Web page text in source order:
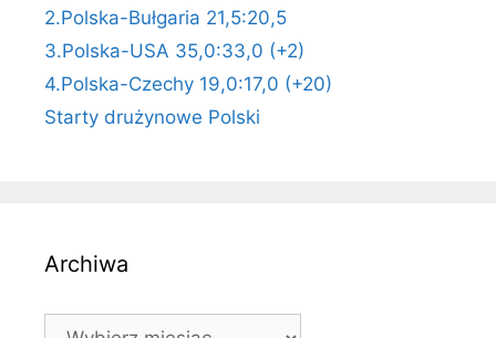
2.Polska-Bułgaria 21,5:20,5
3.Polska-USA 35,0:33,0 (+2)
4.Polska-Czechy 19,0:17,0 (+20)
Starty drużynowe Polski
Archiwa
Archiwa